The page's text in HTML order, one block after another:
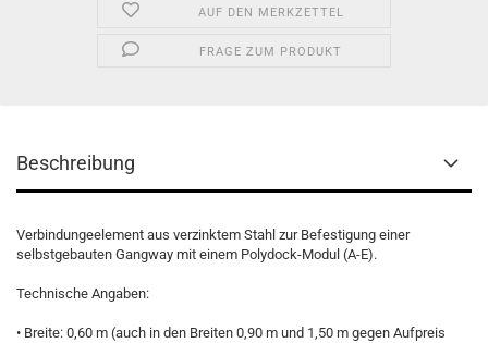
AUF DEN MERKZETTEL
FRAGE ZUM PRODUKT
Beschreibung
Verbindungeelement aus verzinktem Stahl zur Befestigung einer
selbstgebauten Gangway mit einem Polydock-Modul (A-E).
Technische Angaben:
• Breite: 0,60 m (auch in den Breiten 0,90 m und 1,50 m gegen Aufpreis